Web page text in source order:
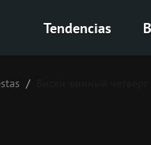
Tendencias